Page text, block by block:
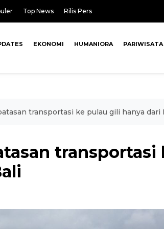
Top News Rilis Pers
EKONOMI HUMANIORA PARIWISATA
transportasi ke pulau gili hanya dari
transportasi